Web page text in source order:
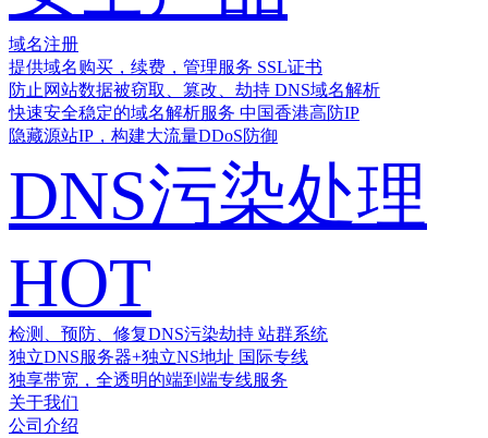
域名注册
提供域名购买，续费，管理服务 SSL证书
防止网站数据被窃取、篡改、劫持 DNS域名解析
快速安全稳定的域名解析服务 中国香港高防IP
隐藏源站IP，构建大流量DDoS防御
DNS污染处理
HOT
检测、预防、修复DNS污染劫持 站群系统
独立DNS服务器+独立NS地址 国际专线
独享带宽，全透明的端到端专线服务
关于我们
公司介绍